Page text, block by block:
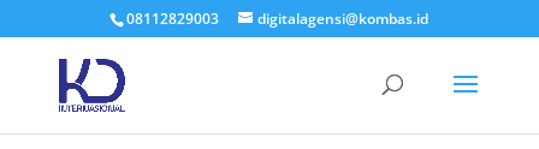
08112829003 digitalagensi@kombas.id